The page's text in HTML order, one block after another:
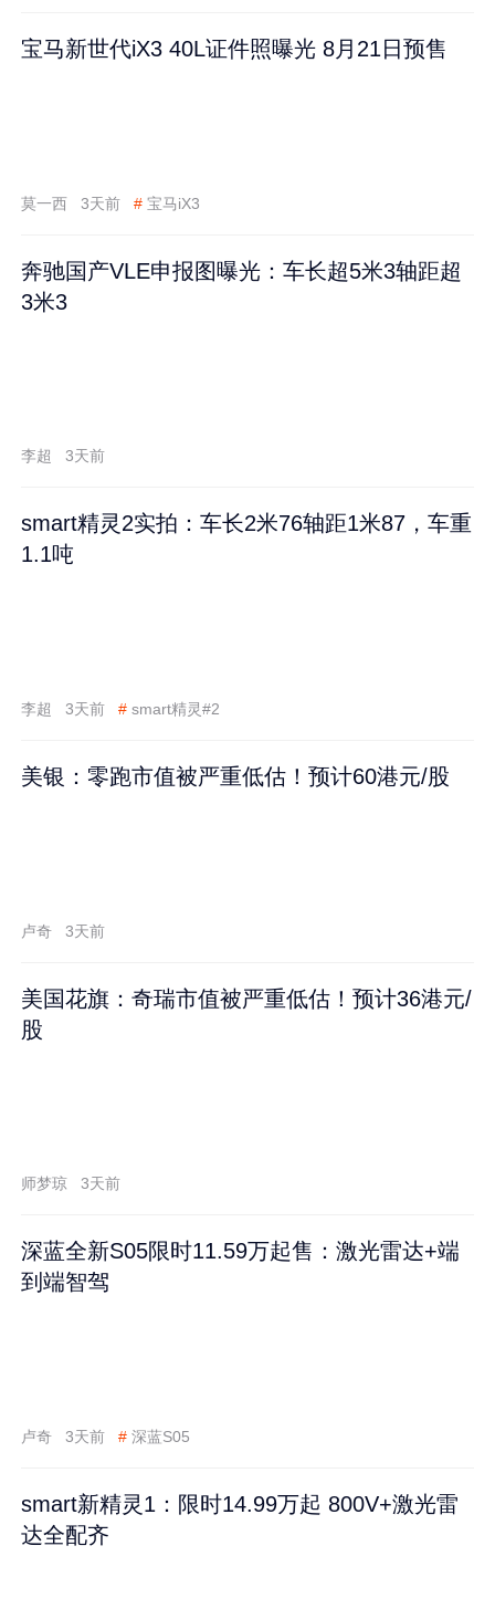
宝马新世代iX3 40L证件照曝光 8月21日预售
莫一西 3天前 # 宝马iX3
奔驰国产VLE申报图曝光：车长超5米3轴距超
3米3
李超 3天前
smart精灵2实拍：车长2米76轴距1米87，车重
1.1吨
李超 3天前 # smart精灵#2
美银：零跑市值被严重低估！预计60港元/股
卢奇 3天前
美国花旗：奇瑞市值被严重低估！预计36港元/
股
师梦琼 3天前
深蓝全新S05限时11.59万起售：激光雷达+端
到端智驾
卢奇 3天前 # 深蓝S05
smart新精灵1：限时14.99万起 800V+激光雷
达全配齐